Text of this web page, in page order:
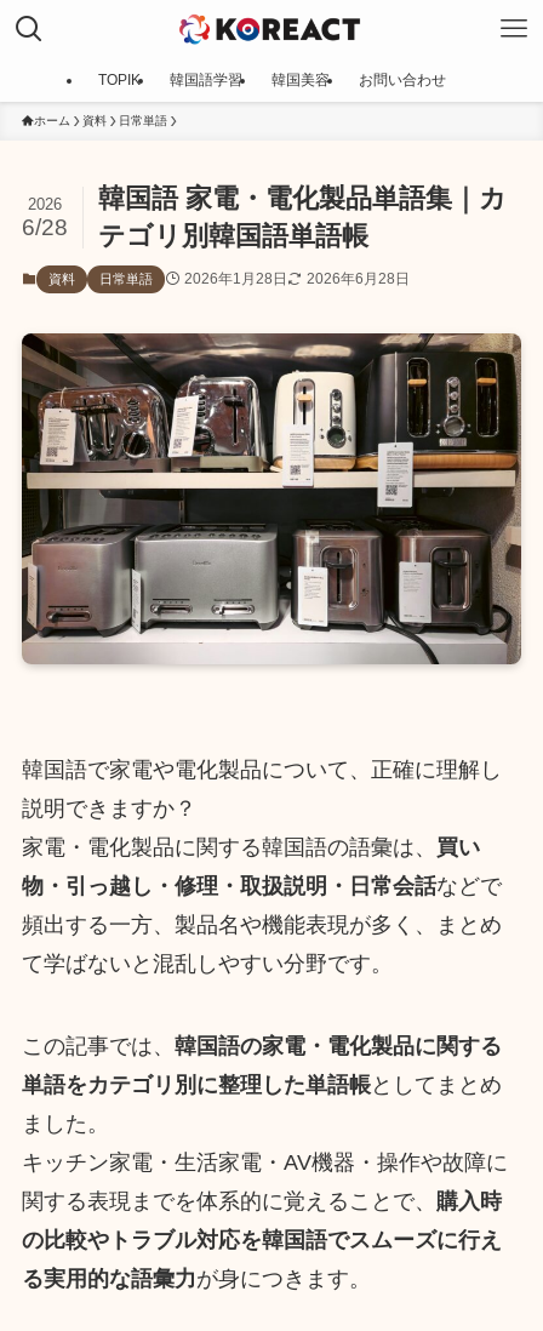
TOPIK 韓国語学習 韓国美容 お問い合わせ
ホーム 資料 日常単語
韓国語 家電・電化製品単語集｜カ
テゴリ別韓国語単語帳
2026
6/28
資料 日常単語 2026年1月28日 2026年6月28日
韓国語で家電や電化製品について、正確に理解し
説明できますか？
家電・電化製品に関する韓国語の語彙は、 買い
物・引っ越し・修理・取扱説明・日常会話などで
頻出する一方、製品名や機能表現が多く、まとめ
て学ばないと混乱しやすい分野です。
この記事では、 韓国語の家電・電化製品に関する
単語をカテゴリ別に整理した単語帳としてまとめ
ました。
キッチン家電・生活家電・AV機器・操作や故障に
関する表現までを体系的に覚えることで、 購入時
の比較やトラブル対応を韓国語でスムーズに行え
る実用的な語彙力が身につきます。